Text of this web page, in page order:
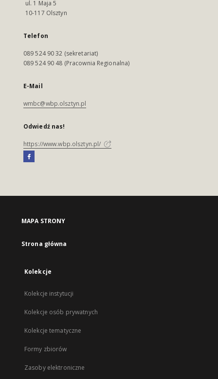
ul. 1 Maja 5
10-117 Olsztyn
Telefon
089 524 90 32 (sekretariat)
089 524 90 48 (Pracownia Regionalna)
E-Mail
wmbc@wbp.olsztyn.pl
Odwiedź nas!
https://www.wbp.olsztyn.pl/
MAPA STRONY
Strona główna
Kolekcje
Kolekcje instytucji
Kolekcje osób prywatnych
Kolekcje tematyczne
Formy zbiorów
Zasoby elektroniczne